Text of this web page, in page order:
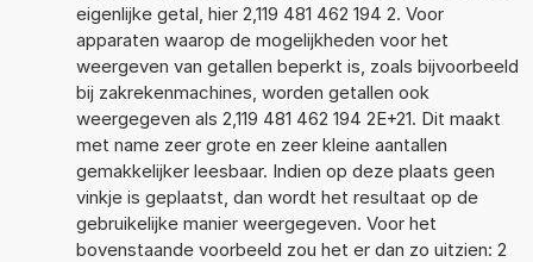
eigenlijke getal, hier 2,119 481 462 194 2. Voor
apparaten waarop de mogelijkheden voor het
weergeven van getallen beperkt is, zoals bijvoorbeeld
bij zakrekenmachines, worden getallen ook
weergegeven als 2,119 481 462 194 2E+21. Dit maakt
met name zeer grote en zeer kleine aantallen
gemakkelijker leesbaar. Indien op deze plaats geen
vinkje is geplaatst, dan wordt het resultaat op de
gebruikelijke manier weergegeven. Voor het
bovenstaande voorbeeld zou het er dan zo uitzien: 2